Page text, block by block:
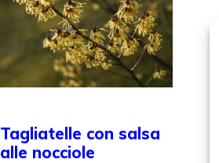
Tagliatelle con salsa
alle nocciole